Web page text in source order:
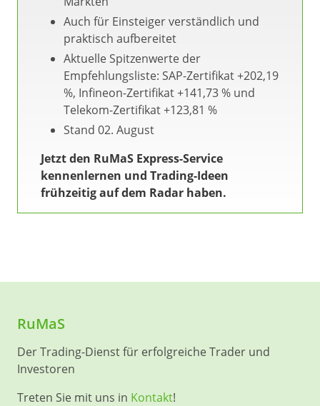
Auch für Einsteiger verständlich und
praktisch aufbereitet
Aktuelle Spitzenwerte der
Empfehlungsliste: SAP-Zertifikat +202,19
%, Infineon-Zertifikat +141,73 % und
Telekom-Zertifikat +123,81 %
Stand 02. August
Jetzt den RuMaS Express-Service
kennenlernen und Trading-Ideen
frühzeitig auf dem Radar haben.
RuMaS
Der Trading-Dienst für erfolgreiche Trader und
Investoren
Treten Sie mit uns in Kontakt!